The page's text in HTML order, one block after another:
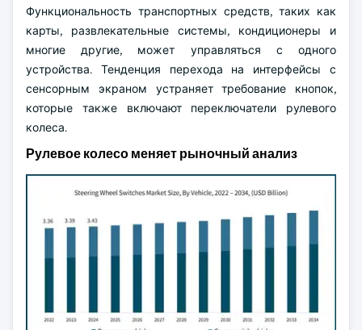
Функциональность транспортных средств, таких как
карты, развлекательные системы, кондиционеры и
многие другие, может управляться с одного
устройства. Тенденция перехода на интерфейсы с
сенсорным экраном устраняет требование кнопок,
которые также включают переключатели рулевого
колеса.
Рулевое колесо меняет рыночный анализ